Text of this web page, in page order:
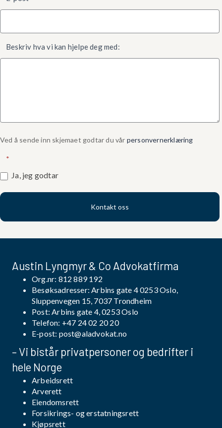
Beskriv hva vi kan hjelpe deg med:
Ved å sende inn skjemaet godtar du vår personvernerklæring
*
Ja, jeg godtar
Kontakt oss
Austin Lyngmyr & Co Advokatfirma
Org.nr: 812 889 192
Besøksadresser: Arbins gate 4 0253 Oslo,
Sluppenvegen 15, 7037 Trondheim
Post: Arbins gate 4, 0253 Oslo
Telefon: +47 24 02 20 20
E-post: post@aladvokat.no
– Vi bistår privatpersoner og bedrifter i
hele Norge
Arbeidsrett
Arverett
Eiendomsrett
Forsikrings- og erstatningsrett
Kjøpsrett